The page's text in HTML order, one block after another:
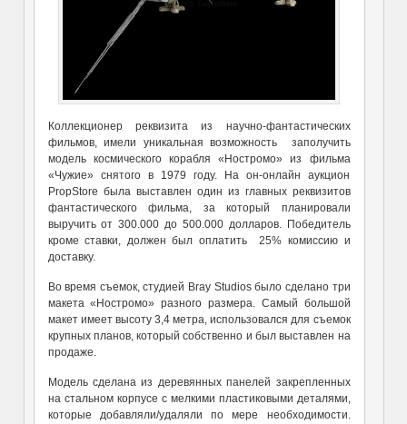
Коллекционер реквизита из научно-фантастических
фильмов, имели уникальная возможность заполучить
модель космического корабля «Ностромо» из фильма
«Чужие» снятого в 1979 году. На он-онлайн аукцион
PropStore была выставлен один из главных реквизитов
фантастического фильма, за который планировали
выручить от 300.000 до 500.000 долларов. Победитель
кроме ставки, должен был оплатить 25% комиссию и
доставку.
Во время съемок, студией Bray Studios было сделано три
макета «Ностромо» разного размера. Самый большой
макет имеет высоту 3,4 метра, использовался для съемок
крупных планов, который собственно и был выставлен на
продаже.
Модель сделана из деревянных панелей закрепленных
на стальном корпусе с мелкими пластиковыми деталями,
которые добавляли/удаляли по мере необходимости.